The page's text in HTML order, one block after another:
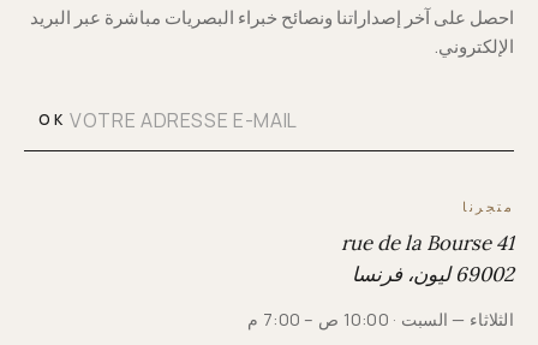
احصل على آخر إصداراتنا ونصائح خبراء البصريات مباشرة عبر البريد
الإلكتروني.
OK
متجرنا
41 rue de la Bourse
69002 ليون، فرنسا
الثلاثاء — السبت · 10:00 ص – 7:00 م